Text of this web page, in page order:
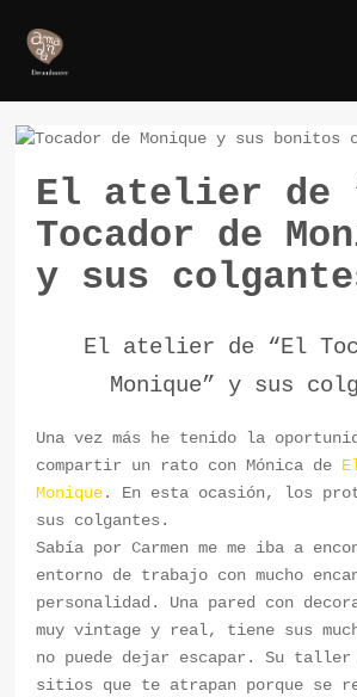
El atelier de
Tocador de
y sus
El atelier de “El
Monique” y sus
Una vez más he tenido la
compartir un rato con Mónica de
Monique. En esta ocasión, los
sus colgantes.
Sabía por Carmen me me iba a
entorno de trabajo con mucho
personalidad. Una pared con
muy vintage y real, tiene sus
no puede dejar escapar. Su taller
sitios que te atrapan porque se